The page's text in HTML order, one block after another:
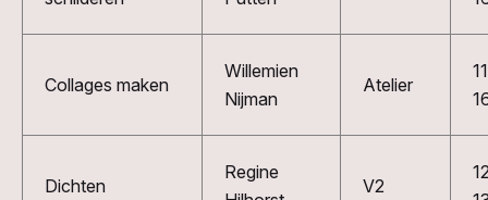
Collages maken
Willemien
Nijman
Atelier
Dichten
Regine
V2